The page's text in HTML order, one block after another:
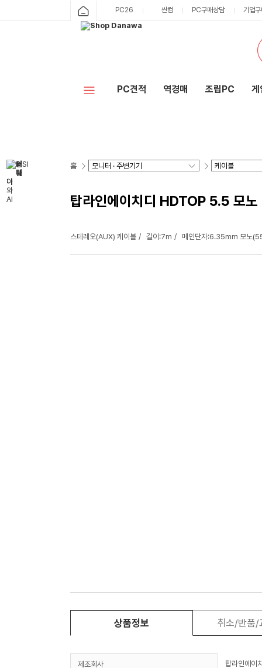
PC26 싼컴 PC구매상담 기업
PC견적 역경매 조립PC 게
홈
탑라인에이치디 HDTOP 5.5 모
스테레오(AUX) 케이블 길이:7m 메인단자:6.35mm 모노
상품정보 취소/반품/
제조회사 탑라인에이